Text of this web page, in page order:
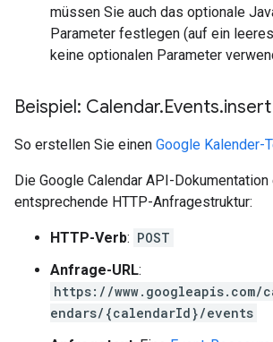
müssen Sie auch das optionale
Parameter festlegen (auf ein
keine optionalen Parameter
Beispiel: Calendar.Events.insert
So erstellen Sie einen Google Kalender-
Die Google Calendar API-
entsprechende HTTP-Anfragestruktur:
HTTP-Verb: POST
Anfrage-URL:
https://
endars/{calendarId}/events